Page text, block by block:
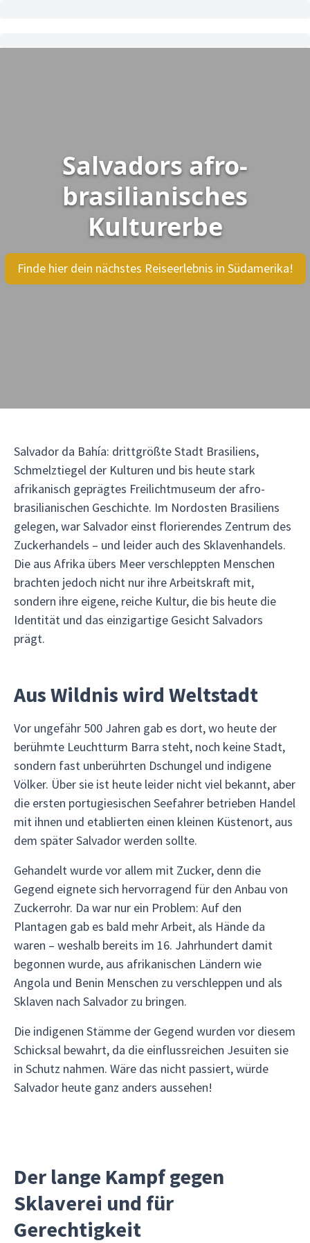
Salvadors afro-
brasilianisches
Kulturerbe
Finde hier dein nächstes Reiseerlebnis in Südamerika!
Salvador da Bahía: drittgrößte Stadt Brasiliens,
Schmelztiegel der Kulturen und bis heute stark
afrikanisch geprägtes Freilichtmuseum der afro-
brasilianischen Geschichte. Im Nordosten Brasiliens
gelegen, war Salvador einst florierendes Zentrum des
Zuckerhandels – und leider auch des Sklavenhandels.
Die aus Afrika übers Meer verschleppten Menschen
brachten jedoch nicht nur ihre Arbeitskraft mit,
sondern ihre eigene, reiche Kultur, die bis heute die
Identität und das einzigartige Gesicht Salvadors
prägt.
Aus Wildnis wird Weltstadt
Vor ungefähr 500 Jahren gab es dort, wo heute der
berühmte Leuchtturm Barra steht, noch keine Stadt,
sondern fast unberührten Dschungel und indigene
Völker. Über sie ist heute leider nicht viel bekannt, aber
die ersten portugiesischen Seefahrer betrieben Handel
mit ihnen und etablierten einen kleinen Küstenort, aus
dem später Salvador werden sollte.
Gehandelt wurde vor allem mit Zucker, denn die
Gegend eignete sich hervorragend für den Anbau von
Zuckerrohr. Da war nur ein Problem: Auf den
Plantagen gab es bald mehr Arbeit, als Hände da
waren – weshalb bereits im 16. Jahrhundert damit
begonnen wurde, aus afrikanischen Ländern wie
Angola und Benin Menschen zu verschleppen und als
Sklaven nach Salvador zu bringen.
Die indigenen Stämme der Gegend wurden vor diesem
Schicksal bewahrt, da die einflussreichen Jesuiten sie
in Schutz nahmen. Wäre das nicht passiert, würde
Salvador heute ganz anders aussehen!
Der lange Kampf gegen
Sklaverei und für
Gerechtigkeit